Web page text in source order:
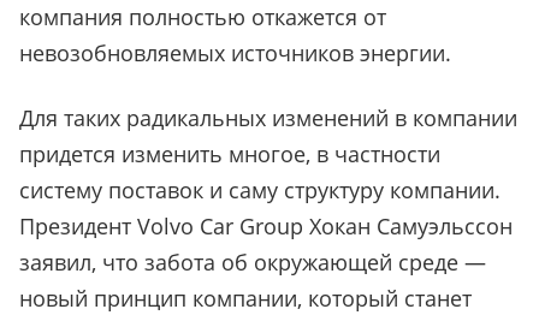
компания полностью откажется от
невозобновляемых источников энергии.
Для таких радикальных изменений в компании
придется изменить многое, в частности
систему поставок и саму структуру компании.
Президент Volvo Car Group Хокан Самуэльссон
заявил, что забота об окружающей среде —
новый принцип компании, который станет